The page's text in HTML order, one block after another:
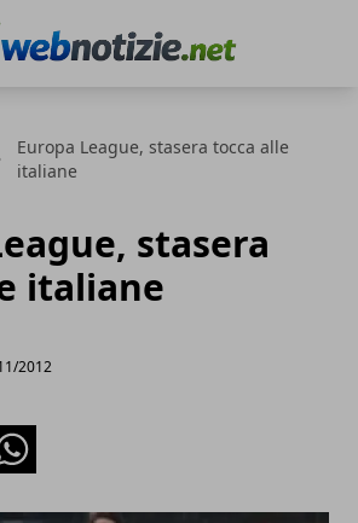
Europa League, stasera tocca alle
italiane
stasera
italiane
2012